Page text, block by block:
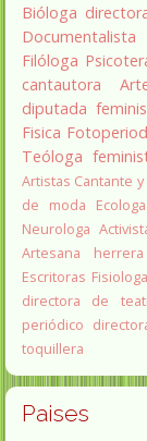
Bióloga
Documentalista
Filóloga
cantautora
diputada
Fisica
Teóloga
Artistas Cantante
de moda
Ecologa
Neurologa
Artesana herrera
Escritoras Fisiologa
directora de
periódico
toquillera
Paises